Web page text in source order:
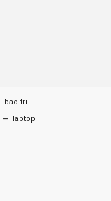
bao tri
–
laptop